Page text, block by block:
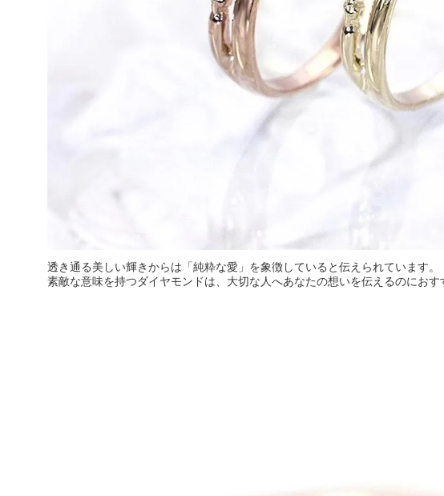
透き通る美しい輝きからは「純粋な愛」を象徴していると伝えられています。
素敵な意味を持つダイヤモンドは、大切な人へあなたの想いを伝えるのにおす